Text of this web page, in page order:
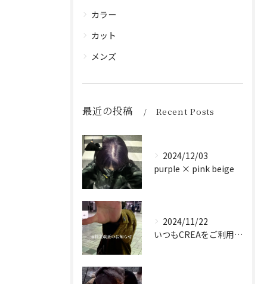
カラー
カット
メンズ
最近の投稿 Recent Posts
2024/12/03
purple × pink beige
2024/11/22
いつもCREAをご利用頂き誠に有難う御座います！